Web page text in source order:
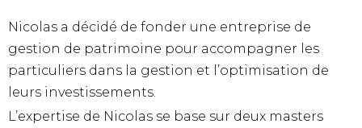
Nicolas a décidé de fonder une entreprise de
gestion de patrimoine pour accompagner les
particuliers dans la gestion et l’optimisation de
leurs investissements.
L’expertise de Nicolas se base sur deux masters